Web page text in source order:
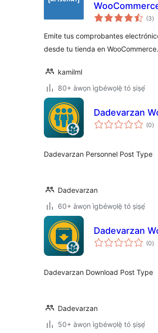
PERU
(3)
Emite tus comprobantes
desde tu tienda en WooCommerce.
kamilml
80+ àwọn ìgbéwọlẹ̀ tó ṣiṣẹ́
Dadevarzan
(0)
Dadevarzan Personnel Post Type
Dadevarzan
60+ àwọn ìgbéwọlẹ̀ tó ṣiṣẹ́
Dadevarzan
(0)
Dadevarzan Download Post Type
Dadevarzan
50+ àwọn ìgbéwọlẹ̀ tó ṣiṣẹ́